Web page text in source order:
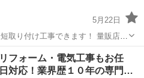
5月22日
取り付け工事できます！ 量販店さ
きます！！ エアコン本体も多数あ
！ よろしくお願いいたします！ 即
工事 取り付け
フォーム・電気工事もお任
対応！業界歴１０年の専門